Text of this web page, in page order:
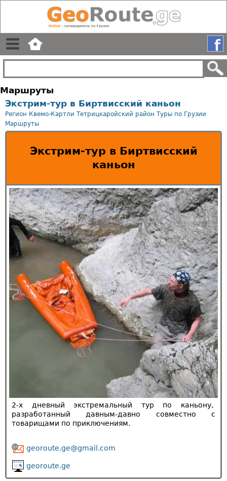
Маршруты
Экстрим-тур в Биртвисский каньон
Регион Квемо-Картли Тетрицкаройский район Туры по Грузии
Маршруты
Экстрим-тур в Биртвисский
каньон
2-х дневный экстремальный тур по каньону,
разработанный давным-давно совместно с
товарищами по приключениям.
georoute.ge@gmail.com
georoute.ge